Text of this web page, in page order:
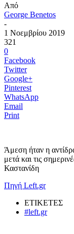
Από
George Benetos
-
1 Νοεμβρίου 2019
321
0
Facebook
Twitter
Google+
Pinterest
WhatsApp
Email
Print
Άμεση ήταν η
μετά και τις
Καστανίδη
Πηγή Left.gr
ΕΤΙΚΕΤΕΣ
#left.gr